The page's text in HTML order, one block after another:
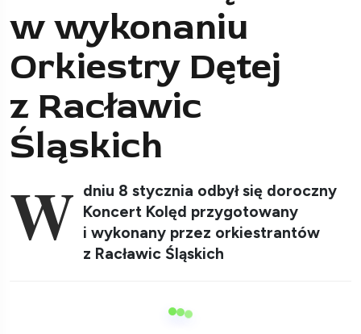
w wykonaniu
Orkiestry Dętej
z Racławic
Śląskich
W dniu 8 stycznia odbył się doroczny
Koncert Kolęd przygotowany
i wykonany przez orkiestrantów
z Racławic Śląskich